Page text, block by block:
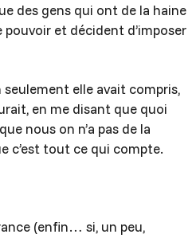
des gens qui ont de la haine
et décident d’imposer
seulement elle avait compris,
en me disant que quoi
nous on n’a pas de la
c’est tout ce qui compte.
(enfin… si, un peu,